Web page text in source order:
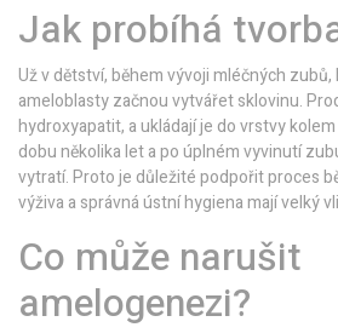
Jak probíhá
Už v dětství, během vývoji mléčných
ameloblasty začnou vytvářet sklovinu.
hydroxyapatit, a ukládají je do vrstvy
dobu několika let a po úplném vyvinutí
vytratí. Proto je důležité podpořit proces
výživa a správná ústní hygiena mají velký
Co může narušit
amelogenezi?